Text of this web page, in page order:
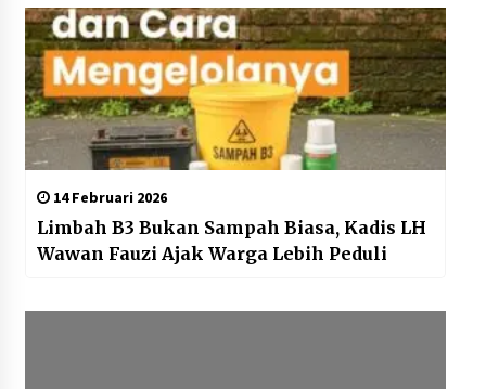
14 Februari 2026
Limbah B3 Bukan Sampah Biasa, Kadis LH
Wawan Fauzi Ajak Warga Lebih Peduli